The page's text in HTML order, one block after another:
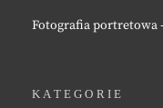
Fotografia portretowa
KATEGORIE